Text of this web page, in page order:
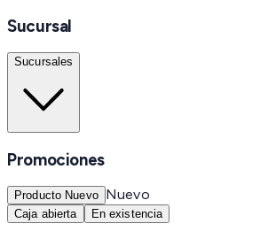
Sucursal
Sucursales
Promociones
Producto Nuevo Nuevo
Caja abierta En existencia